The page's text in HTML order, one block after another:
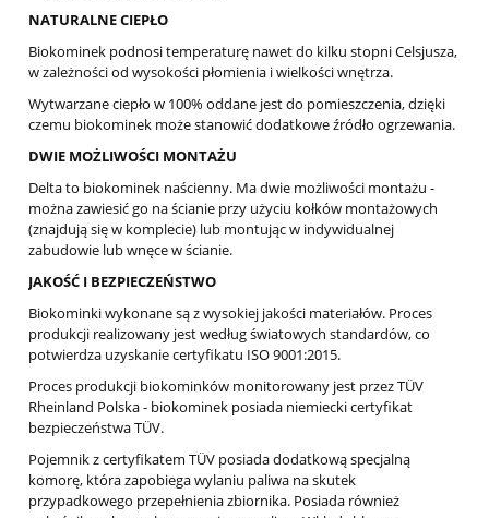
NATURALNE CIEPŁO
Biokominek podnosi temperaturę nawet do kilku stopni Celsjusza,
w zależności od wysokości płomienia i wielkości wnętrza.
Wytwarzane ciepło w 100% oddane jest do pomieszczenia, dzięki
czemu biokominek może stanowić dodatkowe źródło ogrzewania.
DWIE MOŻLIWOŚCI MONTAŻU
Delta to biokominek naścienny. Ma dwie możliwości montażu -
można zawiesić go na ścianie przy użyciu kołków montażowych
(znajdują się w komplecie) lub montując w indywidualnej
zabudowie lub wnęce w ścianie.
JAKOŚĆ I BEZPIECZEŃSTWO
Biokominki wykonane są z wysokiej jakości materiałów. Proces
produkcji realizowany jest według światowych standardów, co
potwierdza uzyskanie certyfikatu ISO 9001:2015.
Proces produkcji biokominków monitorowany jest przez TÜV
Rheinland Polska - biokominek posiada niemiecki certyfikat
bezpieczeństwa TÜV.
Pojemnik z certyfikatem TÜV posiada dodatkową specjalną
komorę, która zapobiega wylaniu paliwa na skutek
przypadkowego przepełnienia zbiornika. Posiada również